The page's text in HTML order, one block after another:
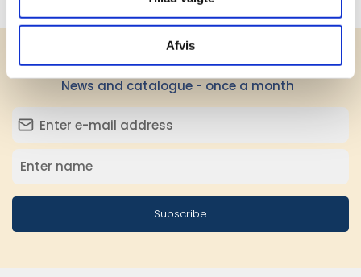
Afvis
Receive our newsletter
News and catalogue - once a month
Subscribe